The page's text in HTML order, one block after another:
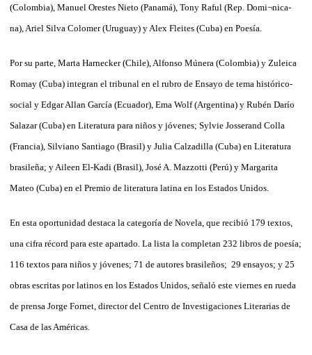
(Colombia), Manuel Orestes Nieto (Panamá), Tony Raful (Rep. Domi¬nica-
na), Ariel Silva Colomer (Uruguay) y Alex Fleites (Cuba) en Poesía.
Por su parte, Marta Harnecker (Chile), Alfonso Múnera (Colombia) y Zuleica
Romay (Cuba) integran el tribunal en el rubro de Ensayo de tema histórico-
social y Edgar Allan García (Ecuador), Ema Wolf (Argentina) y Rubén Darío
Salazar (Cuba) en Literatura para niños y jóvenes; Sylvie Josserand Colla
(Francia), Silviano Santiago (Brasil) y Julia Calzadilla (Cuba) en Literatura
brasileña; y Aileen El-Kadi (Brasil), José A. Mazzotti (Perú) y Margarita
Mateo (Cuba) en el Premio de literatura latina en los Estados Unidos.
En esta oportunidad destaca la categoría de Novela, que recibió 179 textos,
una cifra récord para este apartado. La lista la completan 232 libros de poesía;
116 textos para niños y jóvenes; 71 de autores brasileños; 29 ensayos; y 25
obras escritas por latinos en los Estados Unidos, señaló este viernes en rueda
de prensa Jorge Fornet, director del Centro de Investigaciones Literarias de
Casa de las Américas.